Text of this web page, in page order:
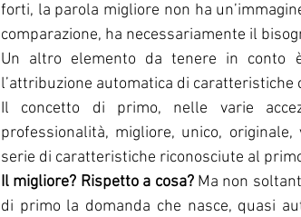
forti, la parola migliore non ha
comparazione, ha necessariamente il
Un altro elemento da tenere in conto
l’attribuzione automatica di
Il concetto di primo, nelle varie
professionalità, migliore, unico,
serie di caratteristiche riconosciute al
Il migliore? Rispetto a cosa? Ma non
di primo la domanda che nasce, quasi